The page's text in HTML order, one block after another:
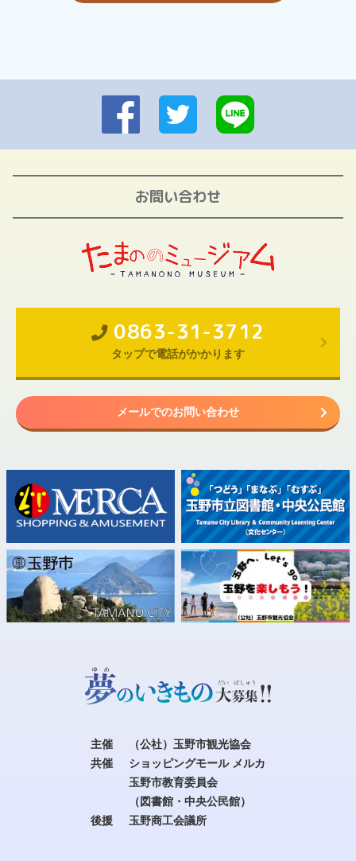
お問い合わせ
0863-31-3712
タップで電話がかかります
メールでのお問い合わせ
主催
（公社）玉野市観光協会
共催
ショッピングモール メルカ
玉野市教育委員会
（図書館・中央公民館）
後援
玉野商工会議所